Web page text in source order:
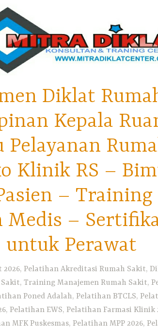
Diklat
Kepala
Klinik RS –
– Training
–
untuk Perawat
Pelatihan Akreditasi Rumah Sakit,
Training Manajemen Rumah Sakit,
Poned Adalah, Pelatihan BTCLS,
Pelatihan EWS, Pelatihan Farmasi
MFK Puskesmas, Pelatihan MPP 2026,